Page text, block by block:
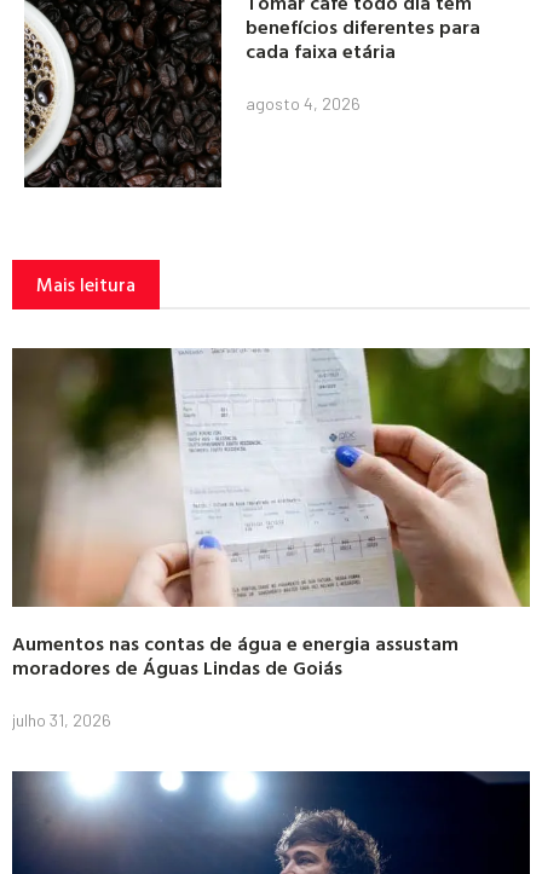
benefícios diferentes para
cada faixa etária
agosto 4, 2026
Mais leitura
Aumentos nas contas de água e energia assustam
moradores de Águas Lindas de Goiás
julho 31, 2026